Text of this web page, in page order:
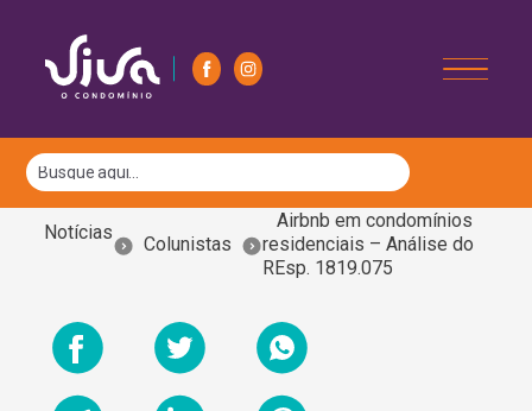
Notícias
Colunistas
Airbnb em condomínios
residenciais – Análise do
REsp. 1819.075